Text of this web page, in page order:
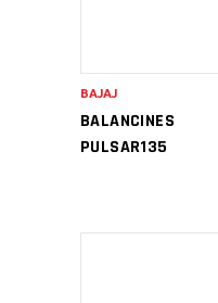
BALANCINES
PULSAR135
BAJAJ